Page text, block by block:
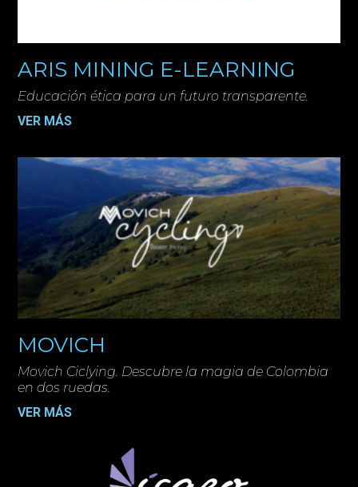
ARIS MINING E-LEARNING
Educación ética para un futuro transparente.
VER MÁS
MOVICH
Movich Ciclying. Descubre la magia de Colombia
en dos ruedas.
VER MÁS